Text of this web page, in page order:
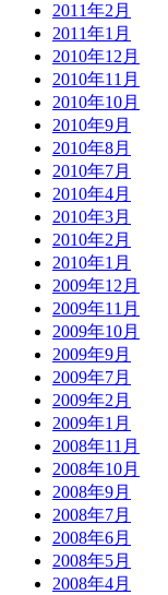
2011年2月
2011年1月
2010年12月
2010年11月
2010年10月
2010年9月
2010年8月
2010年7月
2010年4月
2010年3月
2010年2月
2010年1月
2009年12月
2009年11月
2009年10月
2009年9月
2009年7月
2009年2月
2009年1月
2008年11月
2008年10月
2008年9月
2008年7月
2008年6月
2008年5月
2008年4月